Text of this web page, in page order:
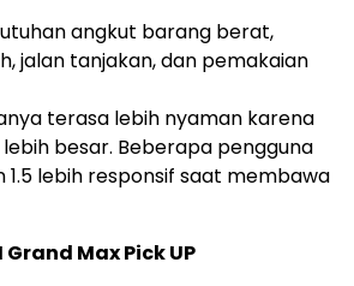
angkut barang berat,
jalan tanjakan, dan pemakaian
terasa lebih nyaman karena
besar. Beberapa pengguna
1.5 lebih responsif saat membawa
Grand Max Pick UP